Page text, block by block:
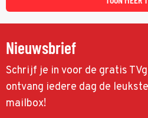
Nieuwsbrief
Schrijf je in voor de gratis
ontvang iedere dag de
mailbox!